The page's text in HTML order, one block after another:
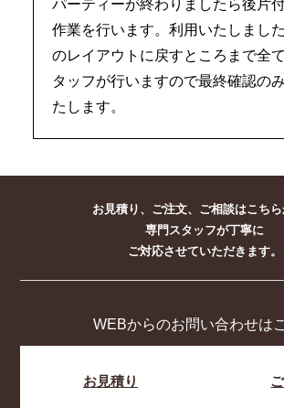
パーティーが終わりましたら後片
作業を行います。利用いたしまし
のレイアウトに戻すところまで全
タッフが行いますので最終確認の
たします。
お見積り、ご注文、ご相談はこちら
専門スタッフが丁寧に
ご対応させていただきます。
WEBからのお問い合わせは
お見積り